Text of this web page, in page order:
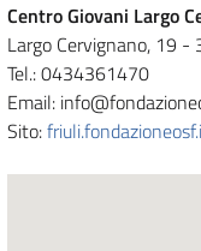
Centro Giovani Largo
Largo Cervignano, 19
Tel.: 0434361470
Email:
Sito: